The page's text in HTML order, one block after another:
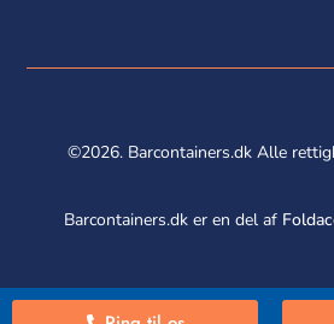
©2026. Barcontainers.dk Alle
Barcontainers.dk er en del af